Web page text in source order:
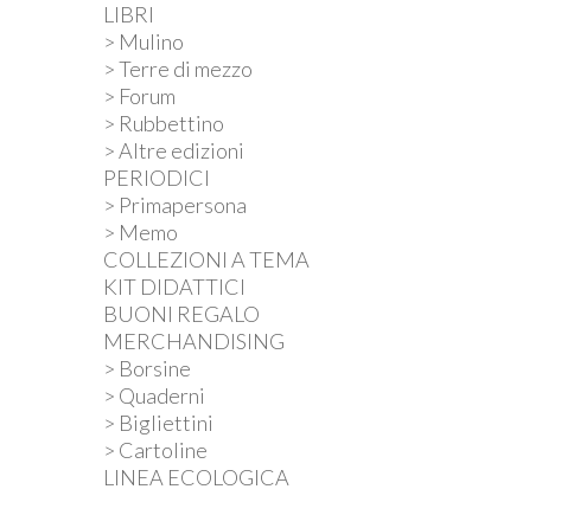
LIBRI
> Mulino
> Terre di mezzo
> Forum
> Rubbettino
> Altre edizioni
PERIODICI
> Primapersona
> Memo
COLLEZIONI A TEMA
KIT DIDATTICI
BUONI REGALO
MERCHANDISING
> Borsine
> Quaderni
> Bigliettini
> Cartoline
LINEA ECOLOGICA